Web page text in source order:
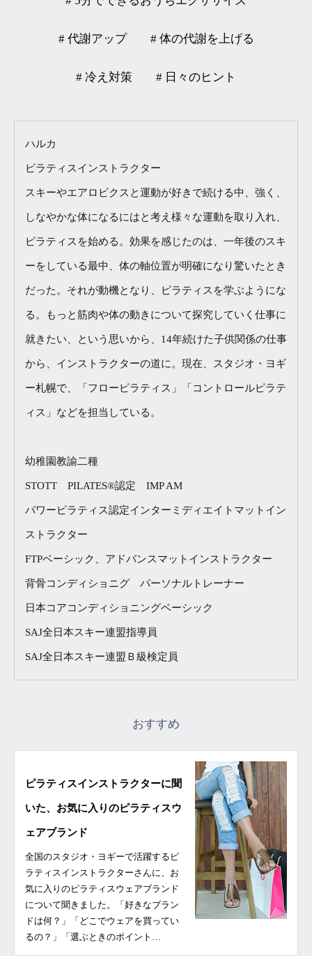
# 代謝アップ # 体の代謝を上げる
# 冷え対策 # 日々のヒント
ハルカ
ピラティスインストラクター
スキーやエアロビクスと運動が好きで続ける中、強く、
しなやかな体になるにはと考え様々な運動を取り入れ、
ピラティスを始める。効果を感じたのは、一年後のスキ
ーをしている最中、体の軸位置が明確になり驚いたとき
だった。それが動機となり、ピラティスを学ぶようにな
る。もっと筋肉や体の動きについて探究していく仕事に
就きたい、という思いから、14年続けた子供関係の仕事
から、インストラクターの道に。現在、スタジオ・ヨギ
ー札幌で、「フローピラティス」「コントロールピラテ
ィス」などを担当している。
幼稚園教諭二種
STOTT PILATES®認定 IMP AM
パワーピラティス認定インターミディエイトマットイン
ストラクター
FTPベーシック、アドバンスマットインストラクター
背骨コンディショニグ パーソナルトレーナー
日本コアコンディショニングベーシック
SAJ全日本スキー連盟指導員
SAJ全日本スキー連盟Ｂ級検定員
おすすめ
ピラティスインストラクターに聞
いた、お気に入りのピラティスウ
ェアブランド
全国のスタジオ・ヨギーで活躍するピ
ラティスインストラクターさんに、お
気に入りのピラティスウェアブランド
について聞きました。「好きなブラン
ドは何？」「どこでウェアを買ってい
るの？」「選ぶときのポイント…